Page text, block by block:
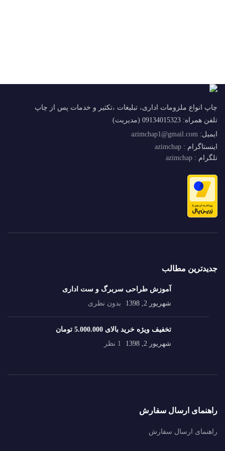
چاپ انواع ملزومات اداری، تبلیغات ،تکثیر و خدمات پس از چاپ
تلفن همراه: 09134015323 (مدیریت)
ایمیل: azimchap1@gmail.com
اینستاگرام : azimchap
تلگرام : azimchap
جدیدترین مطالب
آموزش طراحی سربرگ و ست اداری
شهریور 2, 1398
بدون نظری
تخفیف ویژه خرید بالای 5.000.000 تومان
شهریور 2, 1398
1 نظر
راهنمای ارسال سفارش
راهنمای ارسال سفارش